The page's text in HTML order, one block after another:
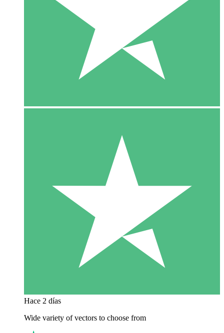
Hace 2 días
Wide variety of vectors to choose from